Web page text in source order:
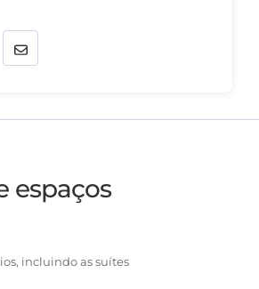
espaços
incluindo as suítes